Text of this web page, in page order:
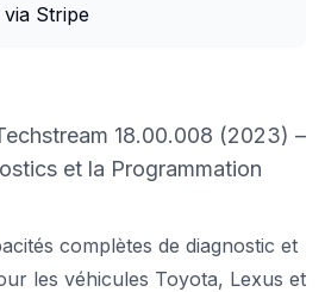
18.00.008 (2023) –
et la Programmation
complètes de diagnostic et
les véhicules Toyota, Lexus et